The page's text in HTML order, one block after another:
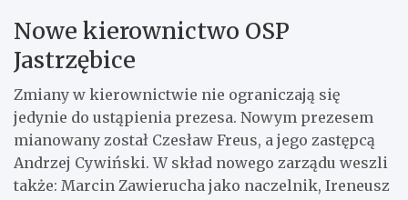
Nowe kierownictwo OSP
Jastrzębice
Zmiany w kierownictwie nie ograniczają się
jedynie do ustąpienia prezesa. Nowym prezesem
mianowany został Czesław Freus, a jego zastępcą
Andrzej Cywiński. W skład nowego zarządu weszli
także: Marcin Zawierucha jako naczelnik, Ireneusz